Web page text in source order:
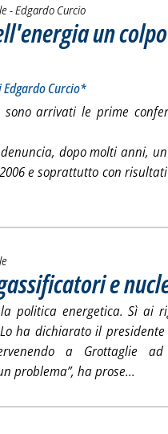
- di:
Edgardo Curcio
un
Energetica di Edgardo Curcio*
2008 alle 14.43.
Curcio*
arrivati le prime
dopo molti anni,
e soprattutto con
e
politica energetica. Sì ai
ha dichiarato il
a Grottaglie
problema”, ha prose...